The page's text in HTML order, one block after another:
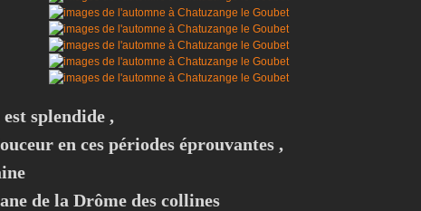
splendide ,
en ces périodes éprouvantes ,
de la Drôme des collines